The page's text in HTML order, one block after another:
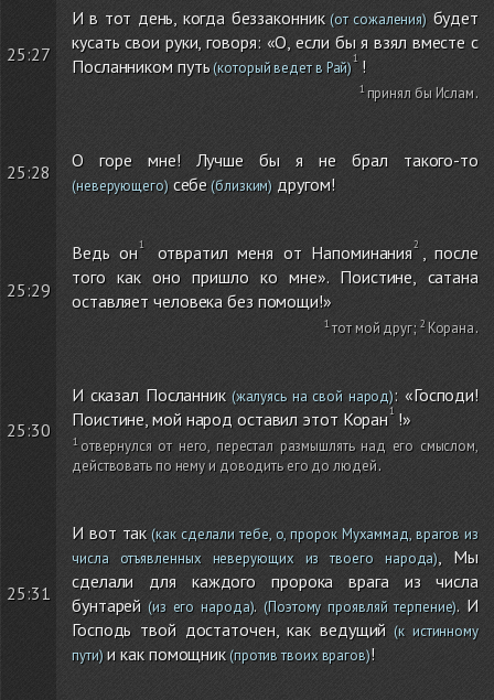
25:27
И в тот день, когда беззаконник(от сожаления) будет
кусать свои руки, говоря: «О, если бы я взял вместе с
Посланником путь(который ведет в Рай) !
принял бы Ислам.
25:28
О горе мне! Лучше бы я не брал такого-то
(неверующего)себе (близким) другом!
25:29
Ведь он отвратил меня от Напоминания
, после
того как оно пришло ко мне». Поистине, сатана
оставляет человека без помощи!»
тот мой друг; Корана.
25:30
И сказал Посланник (жалуясь на свой народ): «Господи!
Поистине, мой народ оставил этот Коран !»
отвернулся от него, перестал размышлять над его смыслом,
действовать по нему и доводить его до людей.
25:31
И вот так(как сделали тебе, о, пророк Мухаммад, врагов из
числа отъявленных неверующих из твоего народа), Мы
сделали для каждого пророка врага из числа
бунтарей (из его народа). (Поэтому проявляй терпение). И
Господь твой достаточен, как ведущий (к истинному
пути)и как помощник(против твоих врагов)!